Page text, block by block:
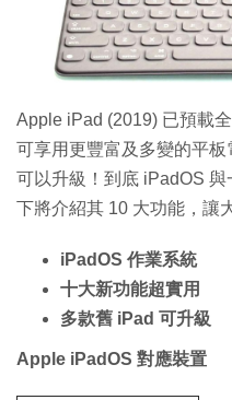
Apple iPad (2019) 已預載
可享用更豐富及多變的平
可以升級！到底 iPadOS
下將介紹其 10 大功能，讓
iPadOS 作業系統
十大新功能超實用
多款舊 iPad 可升級
Apple iPadOS 對應裝置